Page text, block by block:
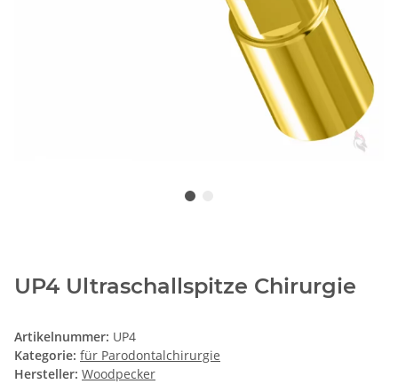
UP4 Ultraschallspitze Chirurgie
Artikelnummer: UP4
Kategorie: für Parodontalchirurgie
Hersteller: Woodpecker